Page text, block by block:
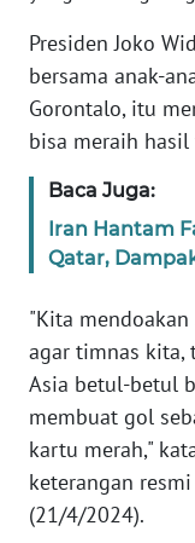
Presiden Joko
bersama anak-
Gorontalo, itu
bisa meraih
Baca Juga:
Iran Hantam
Qatar,
"Kita mendoakan
agar timnas kita,
Asia betul-betul
membuat gol
kartu merah,"
keterangan
(21/4/2024).
KAMI
INFO
IKLAN
KAMI
PEDOMAN
MEDIA
REDAKSI
KARIR
DISCLAIMER